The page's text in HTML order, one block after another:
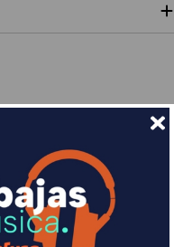
con Sequra
18 meses por una
con Sequra